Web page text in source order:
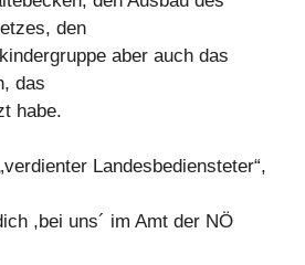
den
aber auch das
das
habe.
Landesbediensteter“,
,bei uns´ im Amt der NÖ